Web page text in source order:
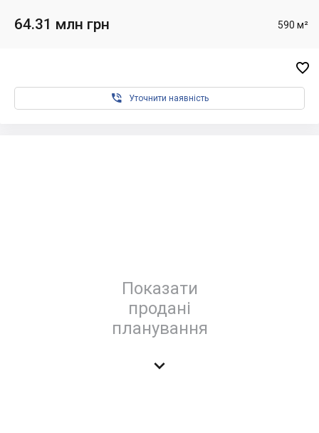
64.31 млн грн 590 м²

 Уточнити наявність
Показати
продані
планування
